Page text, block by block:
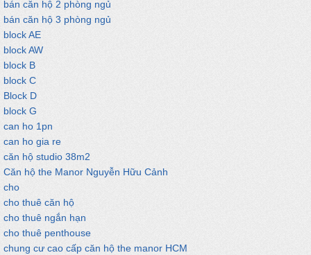
bán căn hộ 2 phòng ngủ
bán căn hộ 3 phòng ngủ
block AE
block AW
block B
block C
Block D
block G
can ho 1pn
can ho gia re
căn hộ studio 38m2
Căn hộ the Manor Nguyễn Hữu Cảnh
cho
cho thuê căn hộ
cho thuê ngắn hạn
cho thuê penthouse
chung cư cao cấp căn hộ the manor HCM